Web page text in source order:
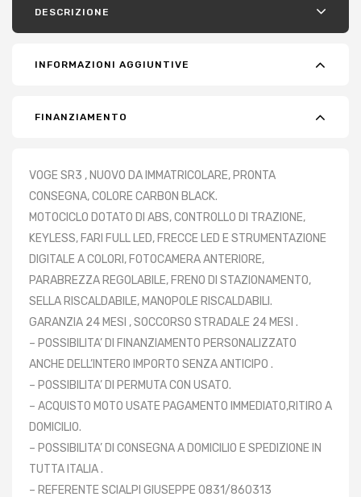
DESCRIZIONE
INFORMAZIONI AGGIUNTIVE
FINANZIAMENTO
VOGE SR3 , NUOVO DA IMMATRICOLARE, PRONTA
CONSEGNA, COLORE CARBON BLACK.
MOTOCICLO DOTATO DI ABS, CONTROLLO DI TRAZIONE,
KEYLESS, FARI FULL LED, FRECCE LED E STRUMENTAZIONE
DIGITALE A COLORI, FOTOCAMERA ANTERIORE,
PARABREZZA REGOLABILE, FRENO DI STAZIONAMENTO,
SELLA RISCALDABILE, MANOPOLE RISCALDABILI.
GARANZIA 24 MESI , SOCCORSO STRADALE 24 MESI .
– POSSIBILITA’ DI FINANZIAMENTO PERSONALIZZATO
ANCHE DELL’INTERO IMPORTO SENZA ANTICIPO .
– POSSIBILITA’ DI PERMUTA CON USATO.
– ACQUISTO MOTO USATE PAGAMENTO IMMEDIATO,RITIRO A
DOMICILIO.
– POSSIBILITA’ DI CONSEGNA A DOMICILIO E SPEDIZIONE IN
TUTTA ITALIA .
– REFERENTE SCIALPI GIUSEPPE 0831/860313